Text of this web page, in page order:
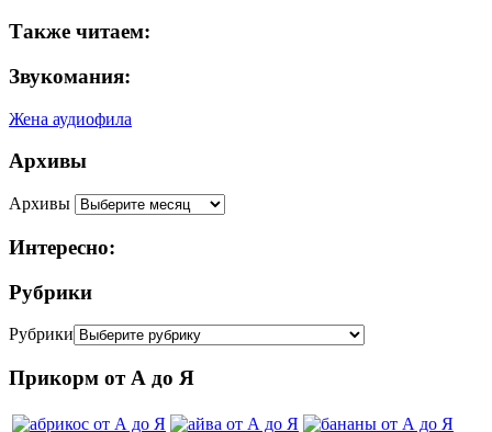
Также читаем:
Звукомания:
Жена аудиофила
Архивы
Архивы
Интересно:
Рубрики
Рубрики
Прикорм от А до Я